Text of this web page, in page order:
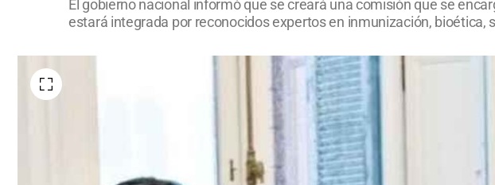
El gobierno nacional informó que se creará una comisión que se
estará integrada por reconocidos expertos en inmunización, bioética,